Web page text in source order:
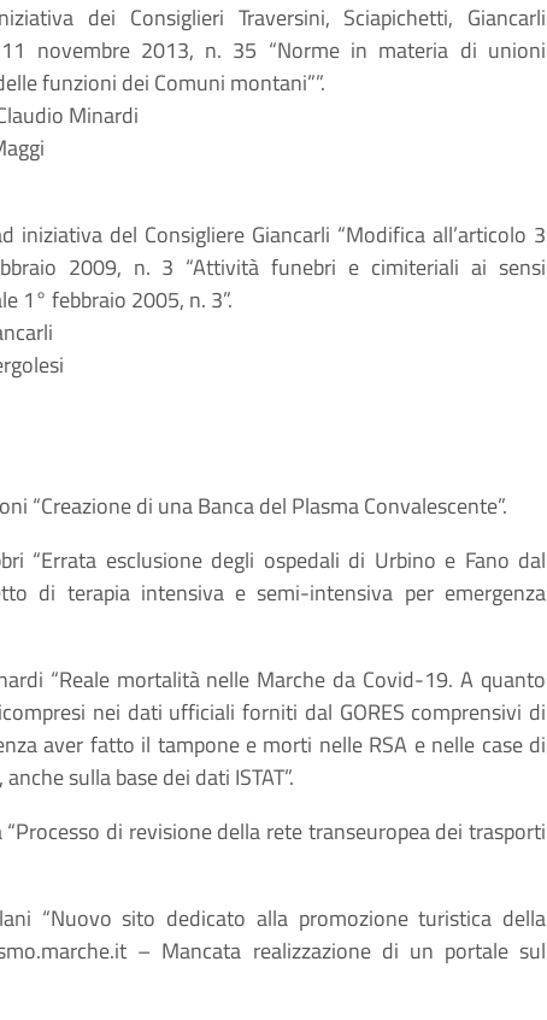
dei Consiglieri Traversini, Sciapichetti, Giancarli
novembre 2013, n. 35 “Norme in materia di unioni
funzioni dei Comuni montani””.
Minardi
iniziativa del Consigliere Giancarli “Modifica all’articolo 3
2009, n. 3 “Attività funebri e cimiteriali ai sensi
1° febbraio 2005, n. 3”.
“Creazione di una Banca del Plasma Convalescente”.
“Errata esclusione degli ospedali di Urbino e Fano dal
di terapia intensiva e semi-intensiva per emergenza
“Reale mortalità nelle Marche da Covid-19. A quanto
nei dati ufficiali forniti dal GORES comprensivi di
aver fatto il tampone e morti nelle RSA e nelle case di
sulla base dei dati ISTAT”.
“Processo di revisione della rete transeuropea dei trasporti
“Nuovo sito dedicato alla promozione turistica della
– Mancata realizzazione di un portale sul